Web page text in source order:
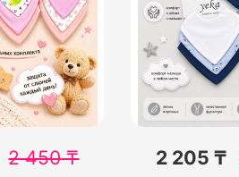
2 450₸ 2 205 ₸